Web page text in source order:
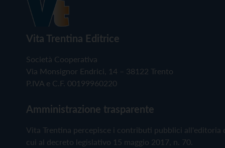
Vita Trentina Editrice
Società Cooperativa
Via Monsignor Endrici, 14 – 38122 Trento
P.IVA e C.F. 00199960220
Amministrazione trasparente
Vita Trentina percepisce i contributi pubblici all'editoria
cui al decreto legislativo 15 maggio 2017, n. 70.